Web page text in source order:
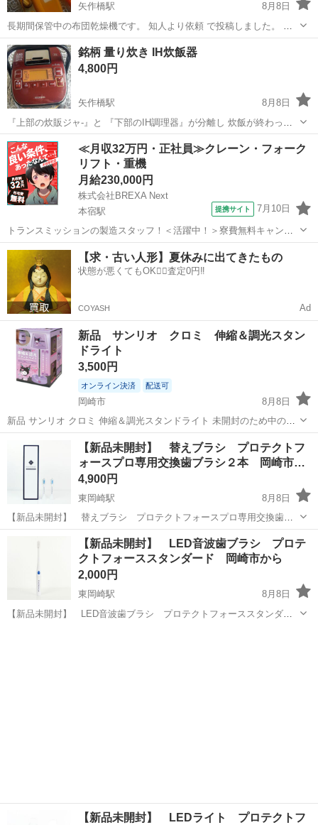
矢作橋駅
8月8日
長期間保管中の布団乾燥機です。 知人より依頼 で投稿しました。 ほ
とんど未使用品と 思われ綺麗な品物です。温風．冷風 正常作動確認
品番FD-1650 今西金属工業(株） 各所清掃 済 取り引き場所 岡崎市矢作
町橋...
愛知 岡崎市 矢作橋駅 生活家電
銘柄 量り炊き IH炊飯器
4,800円
矢作橋駅
8月8日
『上部の炊販ジャ-』と 『下部のIH調理器』が分離し 炊飯が終わった
ら 上部を おひつ として 食卓へ 下部は IH コンロとして お鍋など 使
用 便利な 一台 二役 です。 キズは多少有りますが 目立つキズ はあ...
愛知 岡崎市 矢作橋駅 キッチン家電
≪月収32万円・正社員≫クレーン・フォーク
リフト・重機
月給230,000円
株式会社BREXA Next
本宿駅
提携サイト 7月10日
トランスミッションの製造スタッフ！＜活躍中！＞寮費無料キャンペ
ーン実施中★稼げる2交替勤務！安定の日給月給制！昇給＆業績賞与あ
り！月収例31万円以上可！年間休日167日！《愛知県岡崎市》 人気の
工場のお仕事 ◇トランスミッ...
愛知 岡崎市 本宿駅 その他
【求・古い人形】夏休みに出てきたもの
状態が悪くてもOK🙆‍♀️査定0円‼️
COYASH Ad
新品 サンリオ クロミ 伸縮＆調光スタン
ドライト
3,500円
オンライン決済 配送可
岡崎市
8月8日
新品 サンリオ クロミ 伸縮＆調光スタンドライト 未開封のため中の確
認が出来ていません。 ゆうパック発送込み価格になります。
その他 クロミ
【新品未開封】 替えブラシ プロテクトフ
ォースプロ専用交換歯ブラシ２本 岡崎市…
4,900円
東岡崎駅
8月8日
【新品未開封】 替えブラシ プロテクトフォースプロ専用交換歯ブ
ラシ２本 岡崎市から LED音波歯ブラシ プロテクトフォース PRO専
用の交換歯ブラシ(２本)です。 ブランド: PLATINUM Lab. ...
東岡崎駅 生活家電 歯ブラシ
【新品未開封】 LED音波歯ブラシ プロテ
クトフォーススタンダード 岡崎市から
2,000円
東岡崎駅
8月8日
【新品未開封】 LED音波歯ブラシ プロテクトフォーススタンダー
【新品未開封】 LEDライト プロテクトフ